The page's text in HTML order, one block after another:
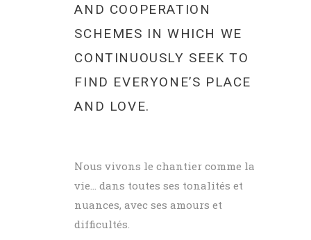
AND COOPERATION
SCHEMES IN WHICH WE
CONTINUOUSLY SEEK TO
FIND EVERYONE’S PLACE
AND LOVE.
Nous vivons le chantier comme la
vie… dans toutes ses tonalités et
nuances, avec ses amours et
difficultés.